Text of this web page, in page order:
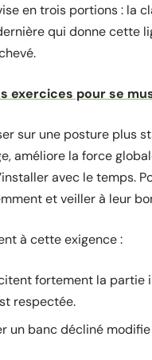
en trois portions : la
qui donne cette
exercices pour se
sur une posture plus
améliore la force
avec le temps.
et veiller à leur
à cette exigence :
fortement la
respectée.
un banc décliné